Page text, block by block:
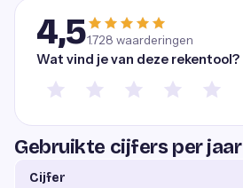
4,51.728 waarderingen
Wat vind je van deze rekentool?
Gebruikte cijfers per jaar
Cijfer